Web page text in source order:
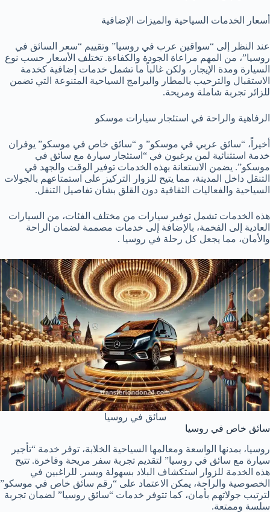
أسعار الخدمات السياحية والميزات الإضافية
عند النظر إلى “سواقين عرب في روسيا” وتقييم “سعر السائق في
روسيا”، من المهم مراعاة الجودة والكفاءة. تختلف الأسعار حسب نوع
السيارة ومدة الإيجار، ولكن غالباً ما تشمل خدمات إضافية كخدمة
الاستقبال والترحيب بالمطار والبرامج السياحية المتنوعة التي تضمن
للزائر تجربة شاملة ومريحة.
الرفاهية والراحة في استئجار سيارات موسكو
أخيراً، “سائق عربي في موسكو” و “سائق خاص في موسكو” يوفران
خدمة استثنائية لمن يرغبون في “استئجار سيارة مع سائق في
موسكو”. يضمن الاستعانة بهذه الخدمات توفير الوقت والجهد في
التنقل داخل المدينة، مما يتيح للزوار التركيز على استمتاعهم بالجولات
السياحية والفعاليات الثقافية دون القلق بشأن تفاصيل التنقل.
هذه الخدمات تشمل توفير سيارات من مختلف الفئات، من السيارات
العادية إلى الفخمة، بالإضافة إلى خدمات مصممة لضمان الراحة
والأمان، مما يجعل كل رحلة في روسيا .
سائق في روسيا
سائق خاص في روسيا
روسيا، بمدنها الواسعة ومعالمها السياحية الخلابة، توفر خدمة “تأجير
سيارة مع سائق في روسيا” لتقديم تجربة سفر مريحة وفاخرة. تتيح
هذه الخدمة للزوار استكشاف البلاد بسهولة ويسر. للراغبين في
الخصوصية والراحة، يمكن الاعتماد على “رقم سائق خاص في موسكو”
لترتيب جولاتهم بأمان، كما تتوفر خدمات “سائق روسيا” لضمان تجربة
سلسة وممتعة.